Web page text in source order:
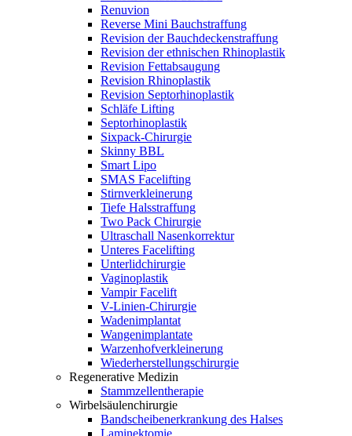
Renuvion
Reverse Mini Bauchstraffung
Revision der Bauchdeckenstraffung
Revision der ethnischen Rhinoplastik
Revision Fettabsaugung
Revision Rhinoplastik
Revision Septorhinoplastik
Schläfe Lifting
Septorhinoplastik
Sixpack-Chirurgie
Skinny BBL
Smart Lipo
SMAS Facelifting
Stirnverkleinerung
Tiefe Halsstraffung
Two Pack Chirurgie
Ultraschall Nasenkorrektur
Unteres Facelifting
Unterlidchirurgie
Vaginoplastik
Vampir Facelift
V-Linien-Chirurgie
Wadenimplantat
Wangenimplantate
Warzenhofverkleinerung
Wiederherstellungschirurgie
Regenerative Medizin
Stammzellentherapie
Wirbelsäulenchirurgie
Bandscheibenerkrankung des Halses
Laminektomie